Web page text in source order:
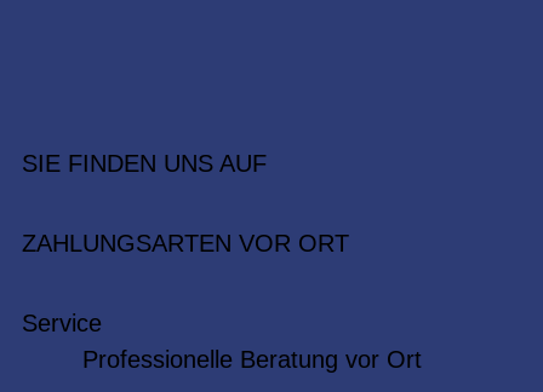
SIE FINDEN UNS AUF
ZAHLUNGSARTEN VOR ORT
Service
Professionelle Beratung vor Ort